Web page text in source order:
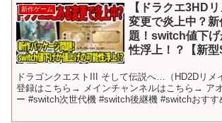
新作ゲーム
【ドラクエ3HD
変更で炎上中？
題！switch値下
性浮上！？【新型
ドラゴンクエストIII そして伝説へ…（HD2Dリメ
登録はこちら→ メインチャンネルはこちら→ ア
ー #switch次世代機 #switch後継機 #switchおすす